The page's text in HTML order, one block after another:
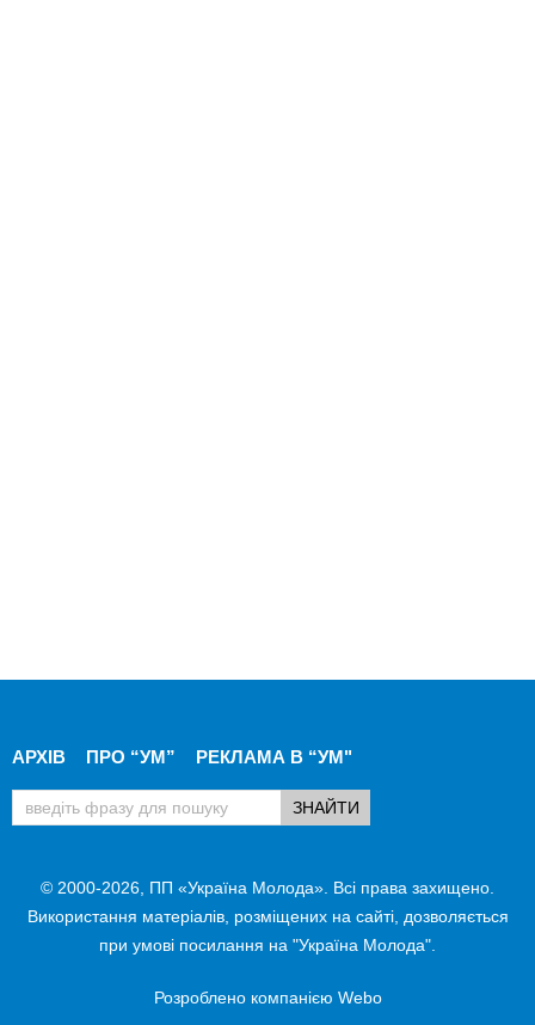
АРХІВ ПРО “УМ” РЕКЛАМА В “УМ"
© 2000-2026, ПП «Україна Молода». Всі права захищено.
Використання матеріалів, розміщених на сайті, дозволяється
при умові посилання на "Україна Молода".
Розроблено компанією Webo